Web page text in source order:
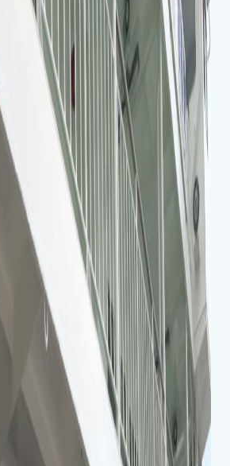
863-7264
～22:00｜土祝 9:00～21:00
ールでお問い合わせ
スイミングスクールの
体験申し込みはこちら!